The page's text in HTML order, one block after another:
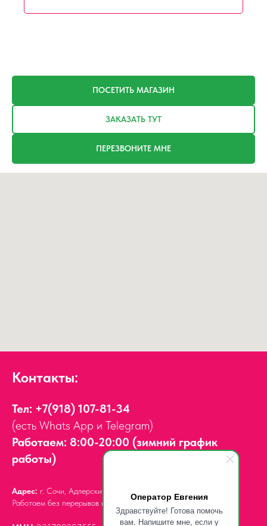
Оператор Евгения
Здравствуйте! Готова помочь
вам. Напишите мне, если у
ПОСЕТИТЬ МАГАЗИН
ЗАКАЗАТЬ ТУТ
ПЕРЕЗВОНИТЕ МНЕ
Контакты:
Тел: +7(918) 107-81-34
(есть Whats App и Telegram)
Работаем: 8:00-20:00 (зимний график
работы)
Адрес: г. Сочи, Адлерский район,
Работаем без перерывов и выходных.